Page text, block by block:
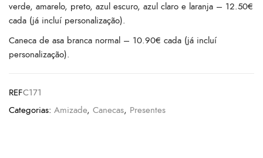
verde, amarelo, preto, azul escuro, azul claro e laranja – 12.50€
cada (já incluí personalização).
Caneca de asa branca normal – 10.90€ cada (já incluí
personalização).
REFC171
Categorias: Amizade, Canecas, Presentes